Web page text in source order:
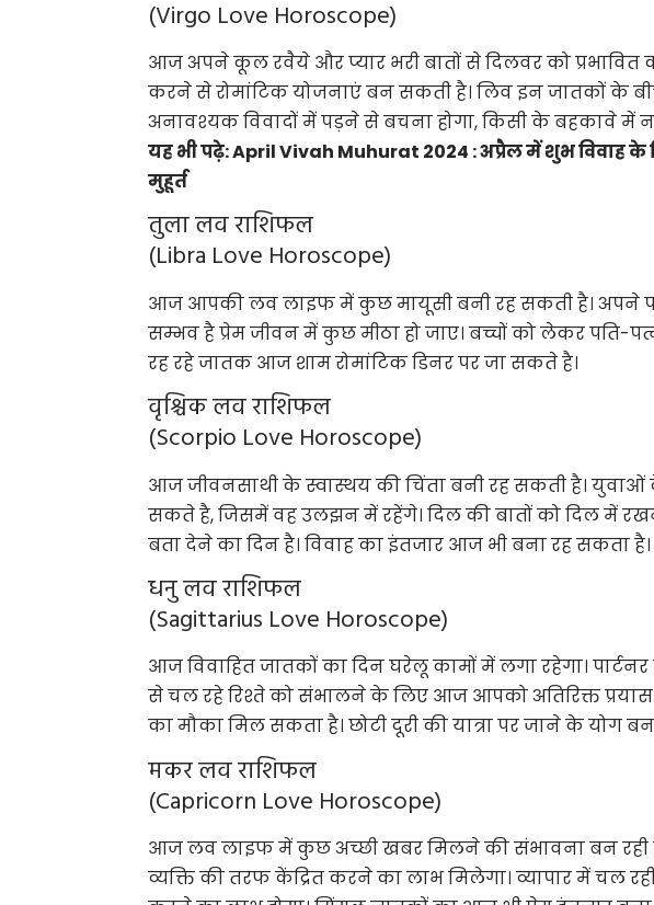
(Virgo Love Horoscope)
आज अपने कूल रवैये और प्यार भरी बातों से दिलवर को
करने से रोमांटिक योजनाएं बन सकती है। लिव इन जातकों के
अनावश्यक विवादों में पड़ने से बचना होगा, किसी के बहकावे में
यह भी पढ़े:April Vivah Muhurat 2024 : अप्रैल में शुभ विवाह के
मुहूर्त
तुला लव राशिफल
(Libra Love Horoscope)
आज आपकी लव लाइफ में कुछ मायूसी बनी रह सकती है। अपने
सम्भव है प्रेम जीवन में कुछ मीठा हो जाए। बच्चों को लेकर पति-
रह रहे जातक आज शाम रोमांटिक डिनर पर जा सकते है।
वृश्चिक लव राशिफल
(Scorpio Love Horoscope)
आज जीवनसाथी के स्वास्थय की चिंता बनी रह सकती है।
सकते है, जिसमें वह उलझन में रहेंगे। दिल की बातों को दिल में
बता देने का दिन है। विवाह का इंतजार आज भी बना रह सकता है।
धनु लव राशिफल
(Sagittarius Love Horoscope)
आज विवाहित जातकों का दिन घरेलू कामों में लगा रहेगा।
से चल रहे रिश्ते को संभालने के लिए आज आपको अतिरिक्त
का मौका मिल सकता है। छोटी दूरी की यात्रा पर जाने के योग बन
मकर लव राशिफल
(Capricorn Love Horoscope)
आज लव लाइफ में कुछ अच्छी खबर मिलने की संभावना बन रही
व्यक्ति की तरफ केंद्रित करने का लाभ मिलेगा। व्यापार में चल